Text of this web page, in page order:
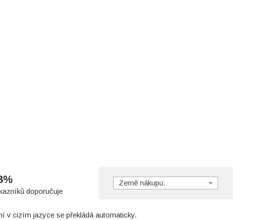
doporučuje
Země nákupu:
v cizím jazyce se překládá automaticky.